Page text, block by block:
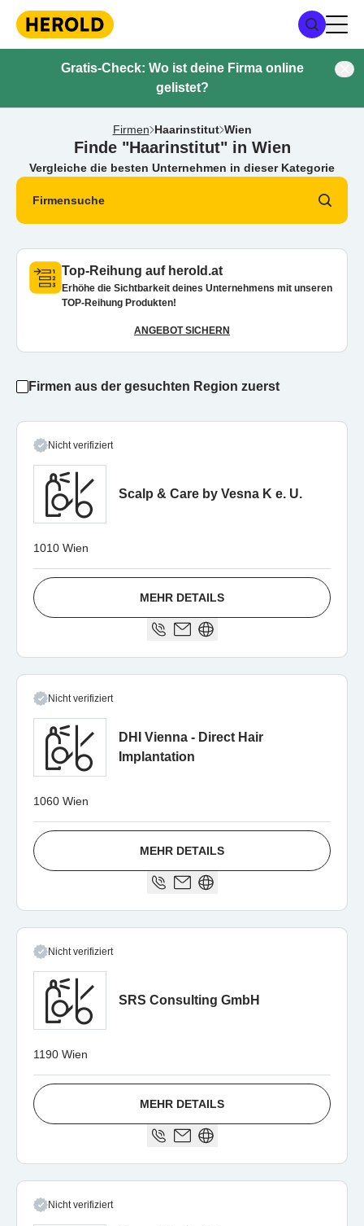
Gratis-Check: Wo ist deine Firma online
gelistet?
Firmen Haarinstitut Wien
Finde "Haarinstitut" in Wien
Vergleiche die besten Unternehmen in dieser Kategorie
Firmensuche
Top-Reihung auf herold.at
Erhöhe die Sichtbarkeit deines Unternehmens mit unseren
TOP-Reihung Produkten!
ANGEBOT SICHERN
Firmen aus der gesuchten Region zuerst
Nicht verifiziert
Scalp & Care by Vesna K e. U.
1010 Wien
MEHR DETAILS
Nicht verifiziert
DHI Vienna - Direct Hair
Implantation
1060 Wien
MEHR DETAILS
Nicht verifiziert
SRS Consulting GmbH
1190 Wien
MEHR DETAILS
Nicht verifiziert